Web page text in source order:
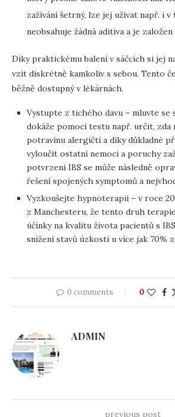
zažívání šetrný, lze jej užívat např. i
neobsahuje žádná aditiva a je
Díky praktickému balení v sáčcích si jej
vzít diskrétně kamkoliv s sebou. Tento
běžně dostupný v lékárnách.
Vystupte z tichého davu – mluvte se
dokáže pomocí testu např. určit, zda
potravinu alergičtí a díky důkladné
vyloučit ostatní nemoci a poruchy
potvrzení IBS se může následně
řešení spojených symptomů a
Vyzkoušejte hypnoterapii – v roce
z Manchesteru, že tento druh
účinky na kvalitu života pacientů s
snížení stavů úzkosti u více jak 70%
0 comments 0
ADMIN
previous post